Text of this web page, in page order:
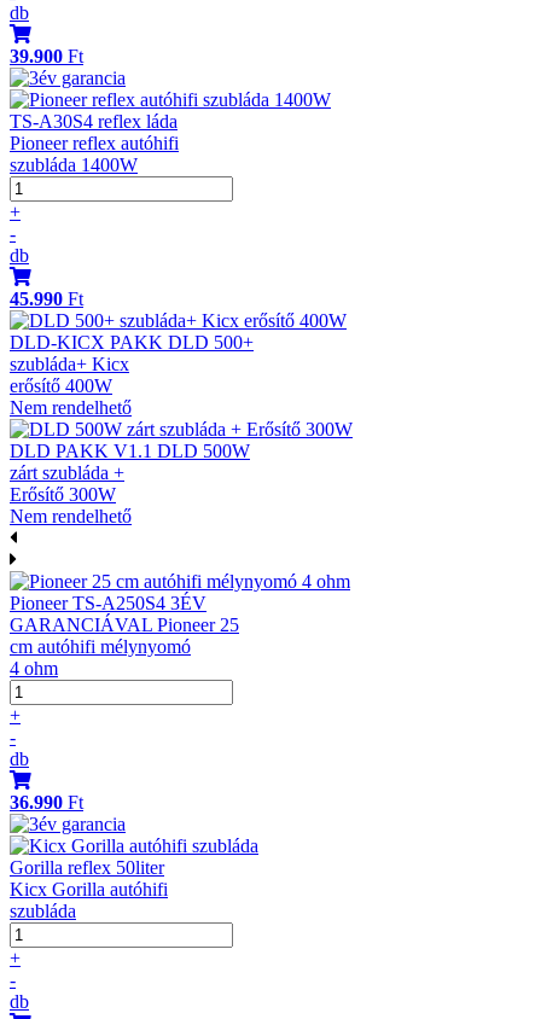
db
39.900 Ft
TS-A30S4 reflex láda
Pioneer reflex autóhifi
szubláda 1400W
+
-
db
45.990 Ft
DLD-KICX PAKK DLD 500+
szubláda+ Kicx
erősítő 400W
Nem rendelhető
DLD PAKK V1.1 DLD 500W
zárt szubláda +
Erősítő 300W
Nem rendelhető
Pioneer TS-A250S4 3ÉV
GARANCIÁVAL Pioneer 25
cm autóhifi mélynyomó
4 ohm
+
-
db
36.990 Ft
Gorilla reflex 50liter
Kicx Gorilla autóhifi
szubláda
+
-
db